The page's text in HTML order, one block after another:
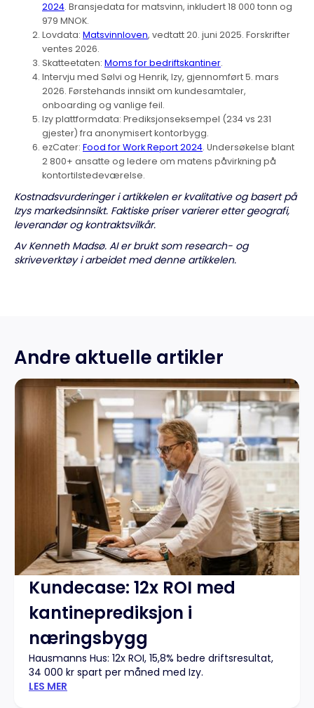
2024. Bransjedata for matsvinn, inkludert 18 000 tonn og
979 MNOK.
Lovdata: Matsvinnloven, vedtatt 20. juni 2025. Forskrifter
ventes 2026.
Skatteetaten: Moms for bedriftskantiner.
Intervju med Sølvi og Henrik, Izy, gjennomført 5. mars
2026. Førstehands innsikt om kundesamtaler,
onboarding og vanlige feil.
Izy plattformdata: Prediksjonseksempel (234 vs 231
gjester) fra anonymisert kontorbygg.
ezCater: Food for Work Report 2024. Undersøkelse blant
2 800+ ansatte og ledere om matens påvirkning på
kontortilstedeværelse.
Kostnadsvurderinger i artikkelen er kvalitative og basert på
Izys markedsinnsikt. Faktiske priser varierer etter geografi,
leverandør og kontraktsvilkår.
Av Kenneth Madsø. AI er brukt som research- og
skriveverktøy i arbeidet med denne artikkelen.
Andre aktuelle artikler
Kundecase: 12x ROI med
kantineprediksjon i
næringsbygg
Hausmanns Hus: 12x ROI, 15,8% bedre driftsresultat,
34 000 kr spart per måned med Izy.
LES MER